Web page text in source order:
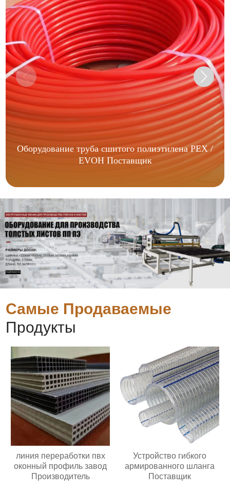
Оборудование труба сшитого полиэтилена PEX /
EVOH Поставщик
Самые Продаваемые
Продукты
линия переработки пвх
оконный профиль завод
Производитель
Устройство гибкого
армированного шланга
Поставщик